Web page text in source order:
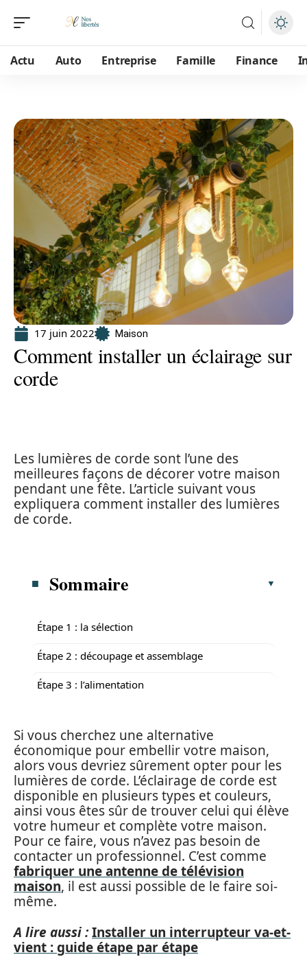
Actu Auto Entreprise Famille Finance
17 juin 2022 Maison
Comment installer un éclairage sur
corde
Les lumières de corde sont l’une des
meilleures façons de décorer votre maison
pendant une fête. L’article suivant vous
expliquera comment installer des lumières
de corde.
Sommaire
Étape 1 : la sélection
Étape 2 : découpage et assemblage
Étape 3 : l’alimentation
Si vous cherchez une alternative
économique pour embellir votre maison,
alors vous devriez sûrement opter pour les
lumières de corde. L’éclairage de corde est
disponible en plusieurs types et couleurs,
ainsi vous êtes sûr de trouver celui qui élève
votre humeur et complète votre maison.
Pour ce faire, vous n’avez pas besoin de
contacter un professionnel. C’est comme
fabriquer une antenne de télévision
maison, il est aussi possible de le faire soi-
même.
A lire aussi :Installer un interrupteur va-et-
vient : guide étape par étape